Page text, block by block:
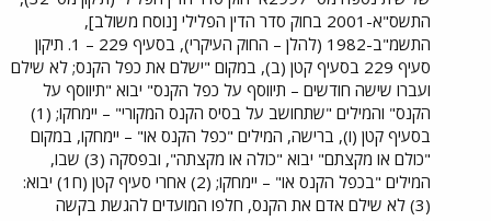
התשס"א-2001 בחוק סדר הדין הפלילי [נוסח משולב],
התשמ"ב-1982 (להלן – החוק העיקרי), בסעיף 229 – 1. תיקון
סעיף 229 בסעיף קטן (ב), במקום "ישלם את כפל הקנס; לא שילם
ועברו שישה חודשים – תיווסף על כפל הקנס" יבוא "תיווסף על
הקנס" והמילים "שתחושב על בסיס הקנס המקורי" – יימחקו; (1)
בסעיף קטן (ו), ברישה, המילים "כפל הקנס או" – יימחקו, במקום
"כולם או מקצתם" יבוא "כולה או מקצתה", ובפסקה (3) שבו,
המילים "בכפל הקנס או" – יימחקו; (2) אחרי סעיף קטן (ח1) יבוא:
(3) לא שילם אדם את הקנס, חלפו המועדים להגשת בקשה